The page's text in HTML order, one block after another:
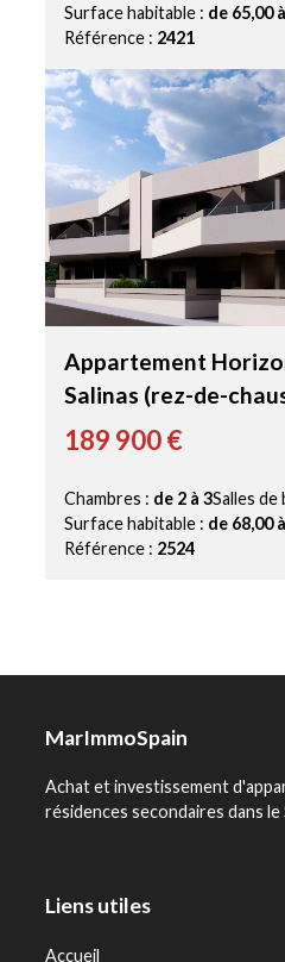
Surface habitable : de 65,00
Référence : 2421
Appartement
Salinas (rez-de-
189 900 €
Chambres : de 2 à 3Salles de
Surface habitable : de 68,00
Référence : 2524
MarImmoSpain
Achat et investissement
résidences secondaires dans le
Liens utiles
Accueil